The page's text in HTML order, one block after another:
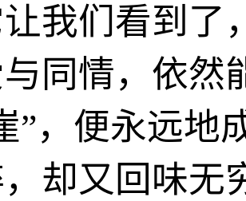
我们看到了
同情，依然
”，便永远地
却又回味无